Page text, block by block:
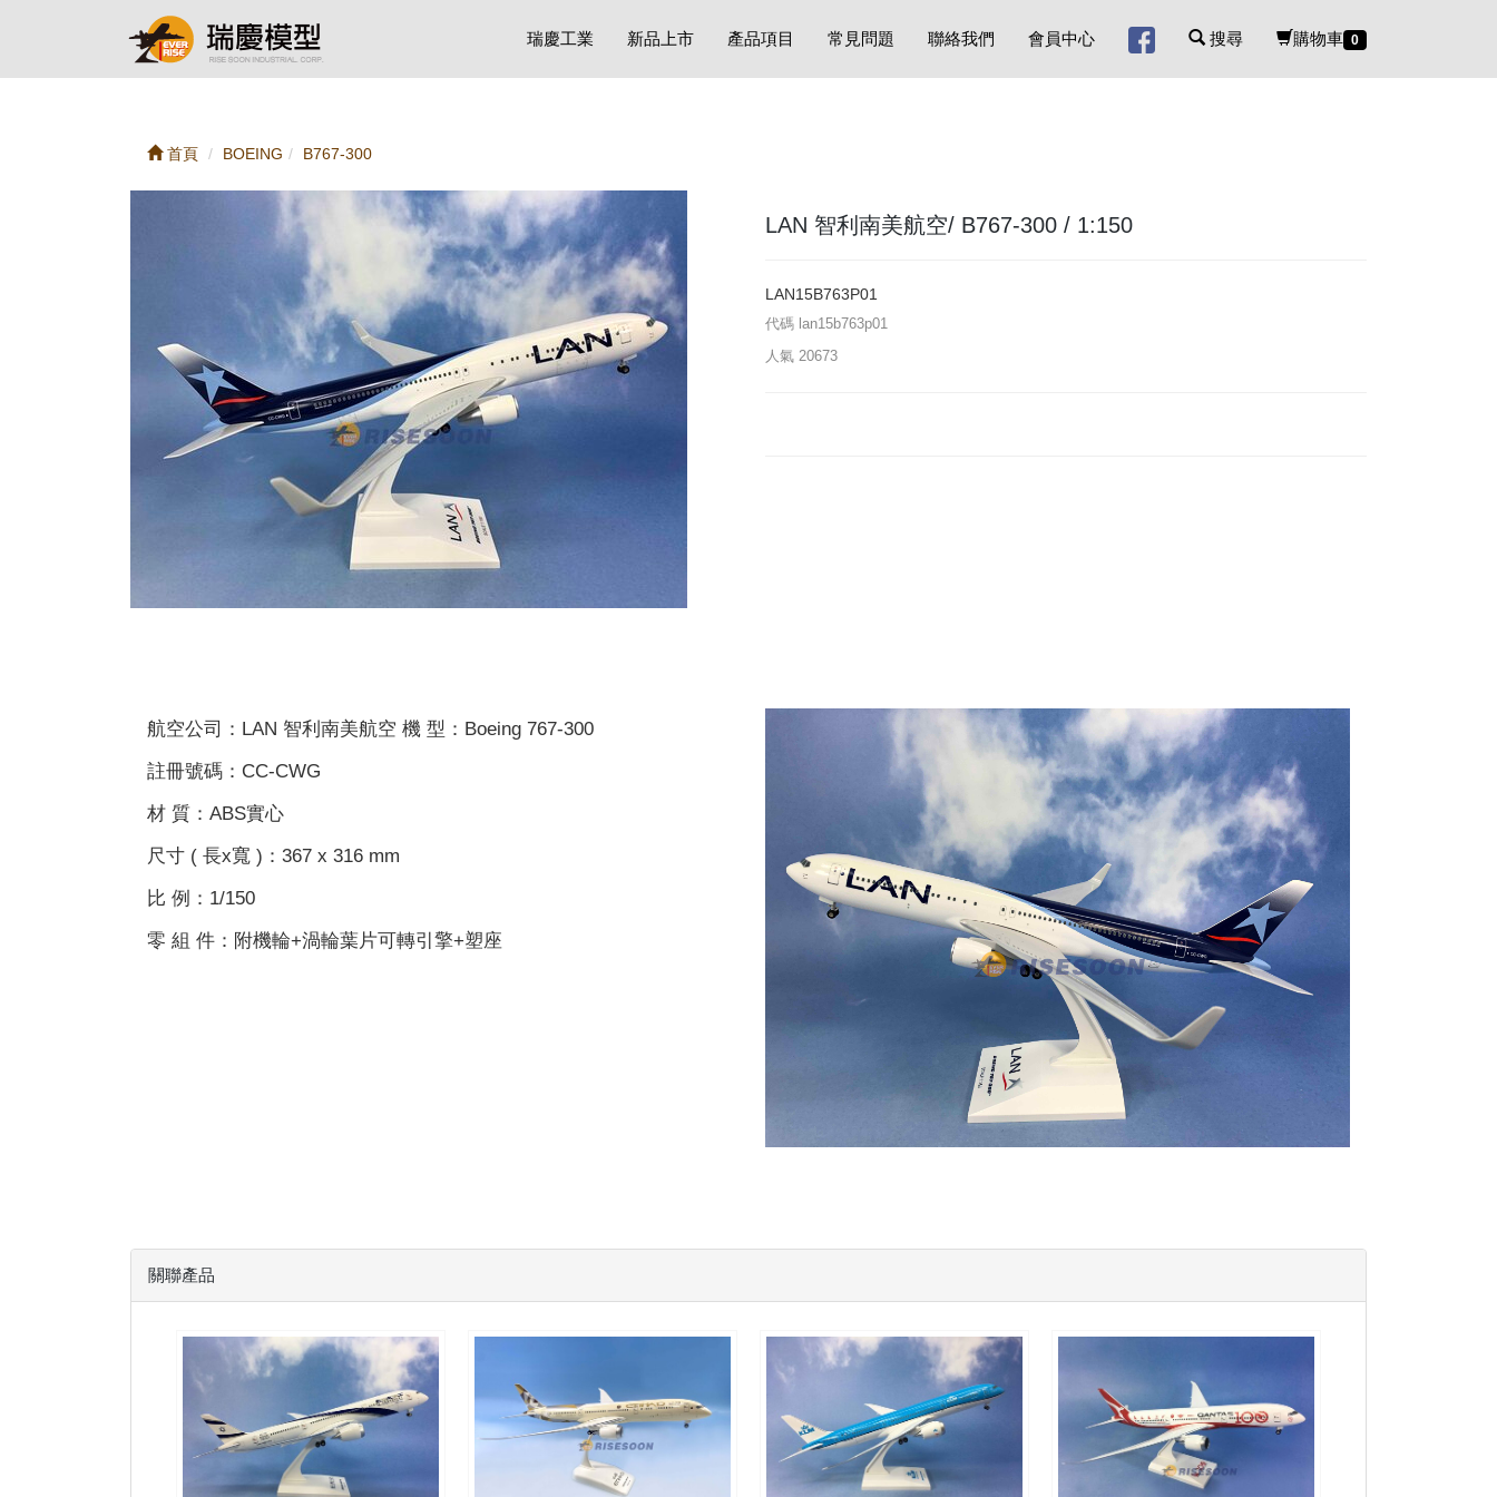
瑞慶工業 新品上市 產品項目 常見問題 聯絡我們 會員中心 搜尋 購物車 0
首頁 BOEING B767-300
LAN 智利南美航空/ B767-300 / 1:150
LAN15B763P01
代碼 lan15b763p01
人氣 20673
航空公司：LAN 智利南美航空 機 型：Boeing 767-300
註冊號碼：CC-CWG
材 質：ABS實心
尺寸 ( 長x寬 )：367 x 316 mm
比 例：1/150
零 組 件：附機輪+渦輪葉片可轉引擎+塑座
關聯產品
ELY20B789P02 $2000 ETD20B789P06 KLM20B789P01 QFA20B789P02